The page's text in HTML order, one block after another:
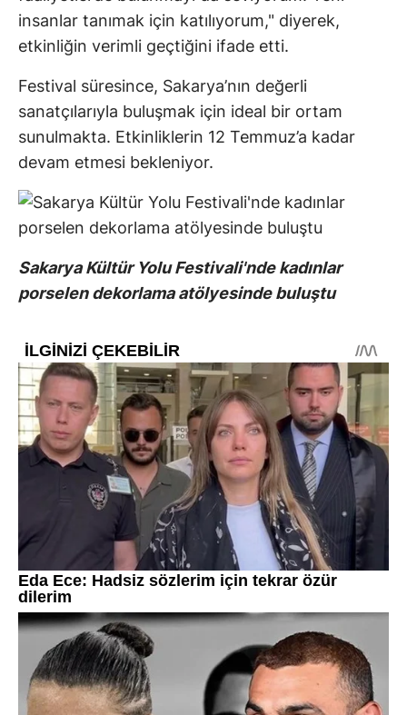
insanlar tanımak için katılıyorum," diyerek,
etkinliğin verimli geçtiğini ifade etti.
Festival süresince, Sakarya’nın değerli
sanatçılarıyla buluşmak için ideal bir ortam
sunulmakta. Etkinliklerin 12 Temmuz’a kadar
devam etmesi bekleniyor.
Sakarya Kültür Yolu Festivali'nde kadınlar
porselen dekorlama atölyesinde buluştu